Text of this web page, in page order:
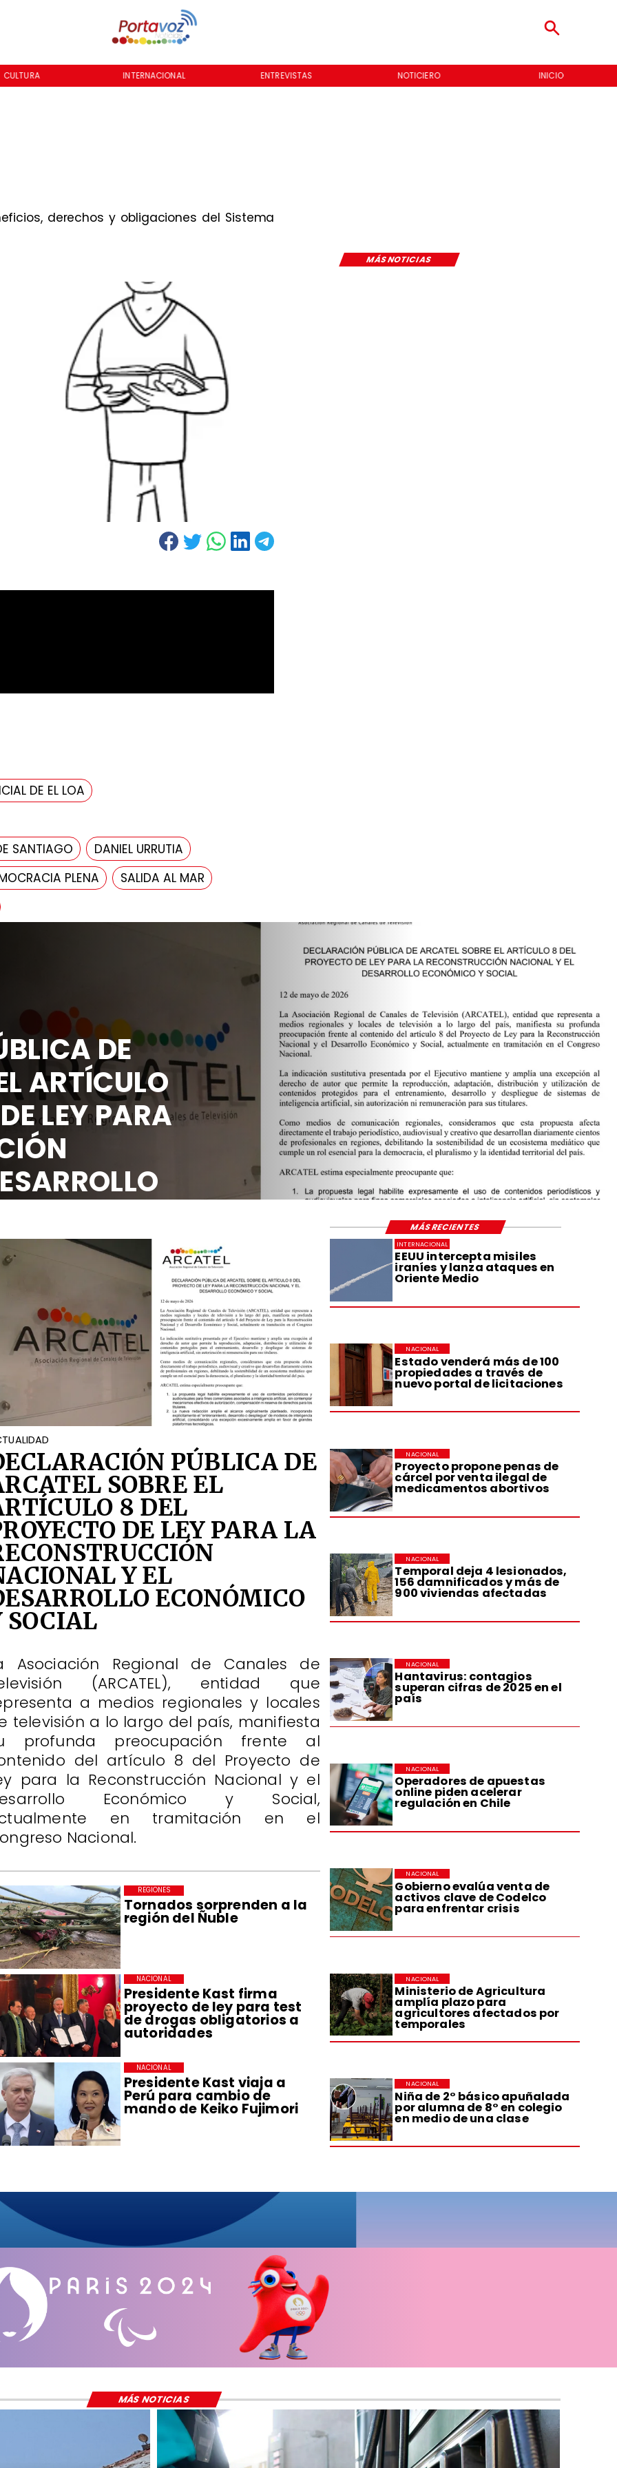
CULTURA INTERNACIONAL ENTREVISTAS NOTICIERO INICIO
derechos y obligaciones del Sistema
MÁS NOTICIAS
DE EL LOA
SANTIAGO
DANIEL URRUTIA
PLENA
SALIDA AL MAR
DE
ARTÍCULO
LEY PARA
EEUU intercepta misiles
iraníes y lanza ataques en
Oriente Medio
INTERNACIONAL
Estado venderá más de 100
propiedades a través de
nuevo portal de licitaciones
NACIONAL
Proyecto propone penas de
cárcel por venta ilegal de
medicamentos abortivos
NACIONAL
Temporal deja 4 lesionados,
156 damnificados y más de
900 viviendas afectadas
NACIONAL
Hantavirus: contagios
superan cifras de 2025 en el
país
NACIONAL
Operadores de apuestas
online piden acelerar
regulación en Chile
NACIONAL
Gobierno evalúa venta de
activos clave de Codelco
para enfrentar crisis
NACIONAL
Ministerio de Agricultura
amplía plazo para
agricultores afectados por
temporales
NACIONAL
Niña de 2° básico apuñalada
por alumna de 8° en colegio
en medio de una clase
NACIONAL
Tornados sorprenden a la
región del Ñuble
REGIONES
Presidente Kast firma
proyecto de ley para test
de drogas obligatorios a
autoridades
NACIONAL
Presidente Kast viaja a
Perú para cambio de
mando de Keiko Fujimori
NACIONAL
PÚBLICA DE
SOBRE EL
8 DEL
DE LEY PARA LA
Y EL
ECONÓMICO
SOCIAL
Asociación Regional de Canales de
(ARCATEL), entidad que
a medios regionales y locales
televisión a lo largo del país, manifiesta
profunda preocupación frente al
del artículo 8 del Proyecto de
para la Reconstrucción Nacional y el
Económico y Social,
en tramitación en el
Nacional.
MÁS RECIENTES
MÁS NOTICIAS